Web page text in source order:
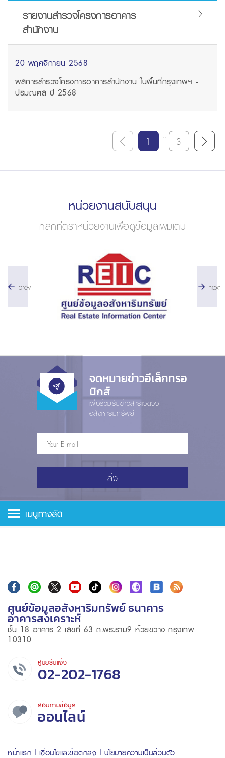
รายงานสำรวจโครงการอาคาร
สำนักงาน
20 พฤศจิกายน 2568
ผลการสำรวจโครงการอาคารสำนักงาน ในพื้นที่กรุงเทพฯ -
ปริมณฑล ปี 2568
1 ... 3
หน่วยงานสนับสนุน
คลิกที่ตราหน่วยงานเพื่อดูข้อมูลเพิ่มเติม
prev next
จดหมายข่าวอีเล็กทรอ
นิกส์
เพื่อร่วมรับข่าวสารแวดวง
อสังหาริมทรัพย์
ส่ง
เมนูทางลัด
ศูนย์ข้อมูลอสังหาริมทรัพย์ ธนาคาร
อาคารสงเคราะห์
ชั้น 18 อาคาร 2 เลขที่ 63 ถ.พระราม9 ห้วยขวาง กรุงเทพ
10310
ศูนย์รับแจ้ง
02-202-1768
สอบถามข้อมูล
ออนไลน์
หน้าแรก เงื่อนไขและข้อตกลง นโยบายความเป็นส่วนตัว